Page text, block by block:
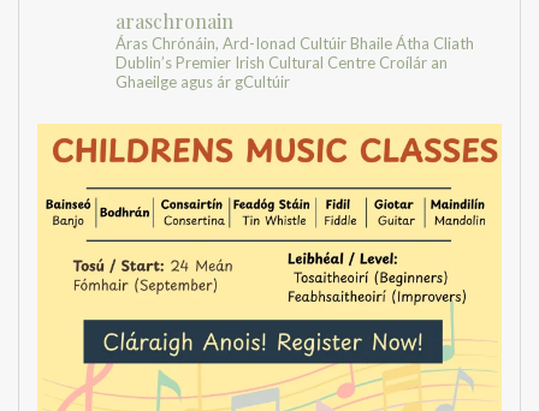
araschronain
Áras Chrónáin, Ard-Ionad Cultúir Bhaile Átha Cliath
Dublin’s Premier Irish Cultural Centre Croílár an
Ghaeilge agus ár gCultúir